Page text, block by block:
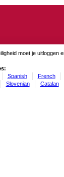
moet je uitloggen
Spanish French
Slovenian Catalan